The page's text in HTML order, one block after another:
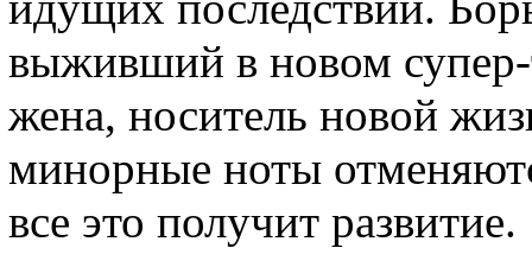
выживший в новом супер-
жена, носитель новой
минорные ноты
все это получит развитие.